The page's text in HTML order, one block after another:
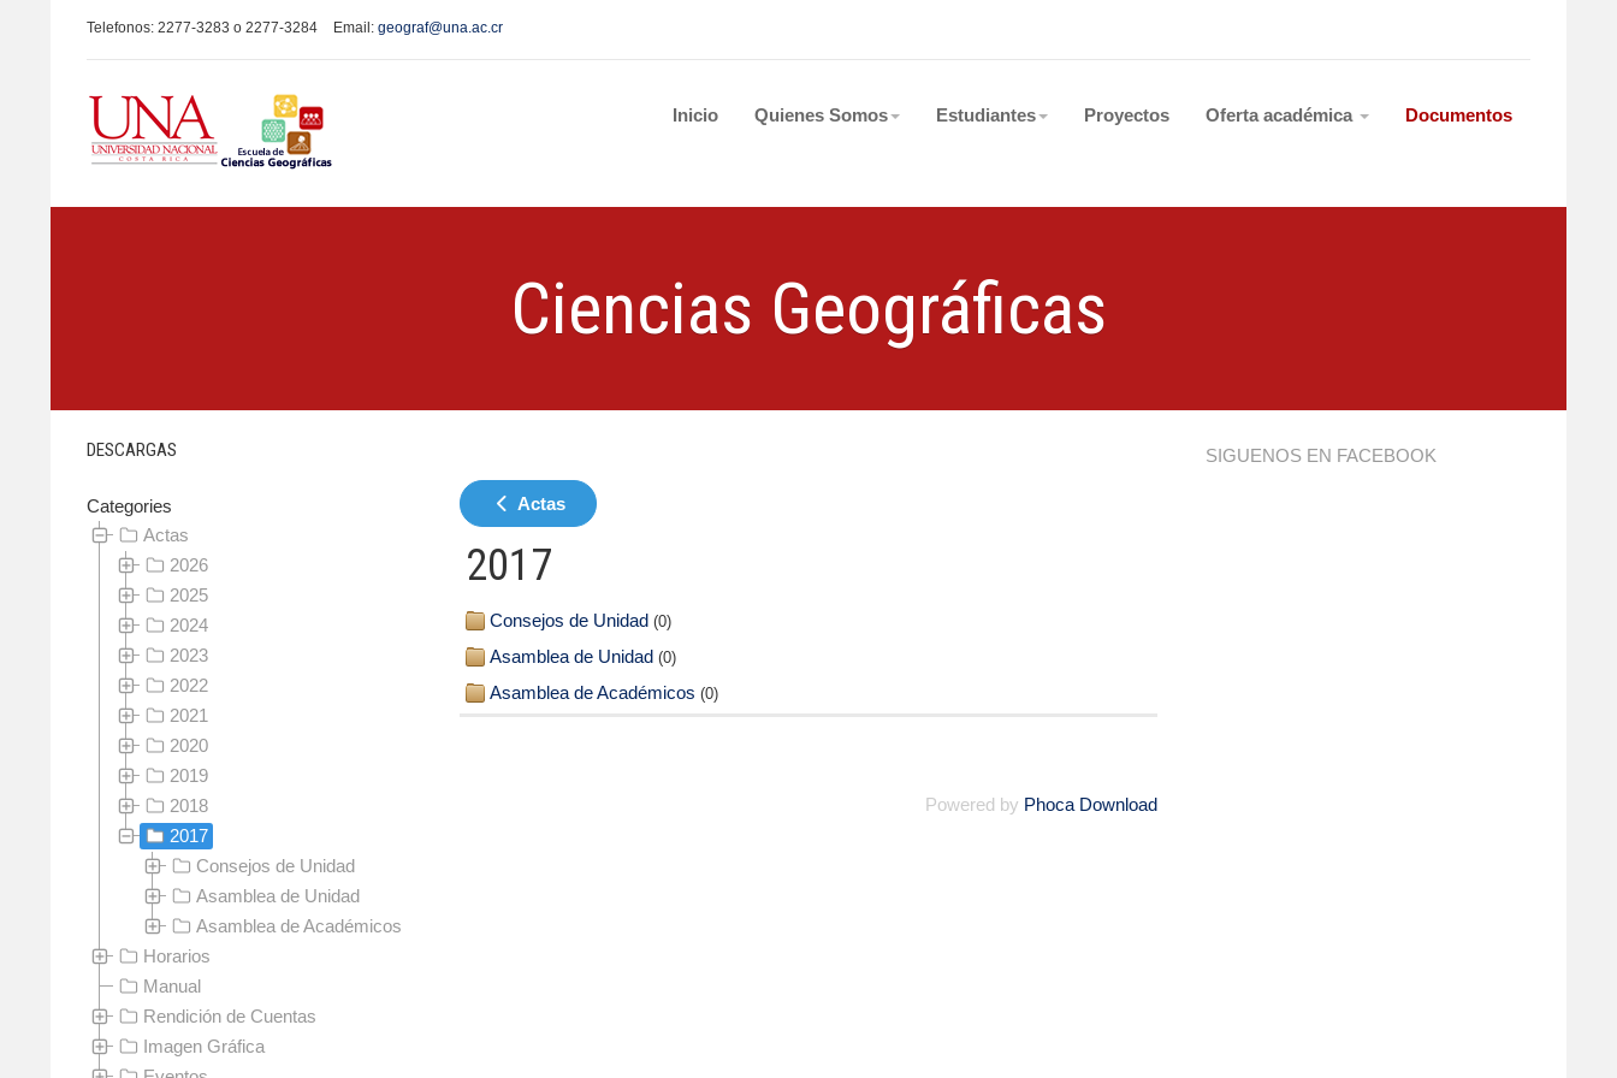
Telefonos: 2277-3283 o 2277-3284 Email: geograf@una.ac.cr
Inicio Quienes Somos Estudiantes Proyectos Oferta académica Documentos
Ciencias Geográficas
Actas
2017
Consejos de Unidad (0)
Asamblea de Unidad (0)
Asamblea de Académicos (0)
Powered by Phoca Download
DESCARGAS
Categories
Actas
2026
2025
2024
2023
2022
2021
2020
2019
2018
2017
Consejos de Unidad
Asamblea de Unidad
Asamblea de Académicos
Horarios
Manual
Rendición de Cuentas
Imagen Gráfica
SIGUENOS EN FACEBOOK